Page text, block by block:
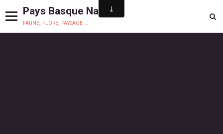
Pays Basque Nature
faune, flore, paysage ...